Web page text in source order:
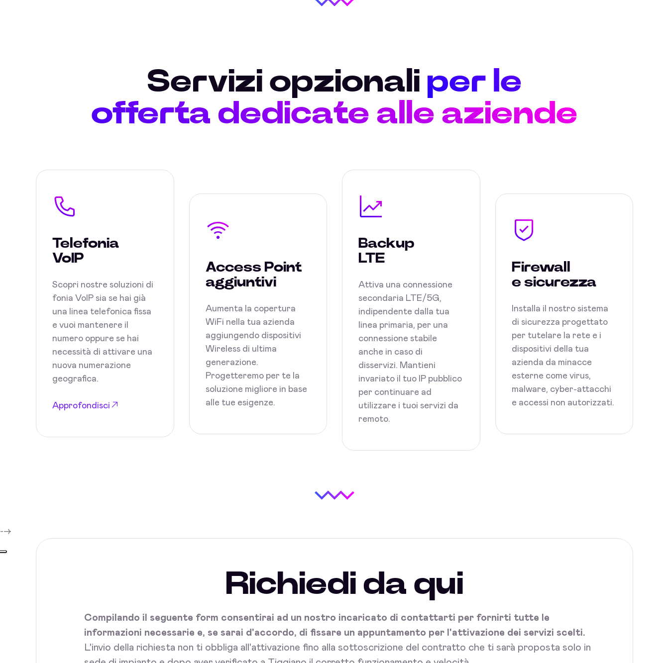
Servizi opzionali per le
offerta dedicate alle aziende
Telefonia
VoIP
Scopri nostre soluzioni di
fonia VoIP sia se hai già
una linea telefonica fissa
e vuoi mantenere il
numero oppure se hai
necessità di attivare una
nuova numerazione
geografica.
Approfondisci
Access Point
aggiuntivi
Aumenta la copertura
WiFi nella tua azienda
aggiungendo dispositivi
Wireless di ultima
generazione.
Progetteremo per te la
soluzione migliore in base
alle tue esigenze.
Backup
LTE
Attiva una connessione
secondaria LTE/5G,
indipendente dalla tua
linea primaria, per una
connessione stabile
anche in caso di
disservizi. Mantieni
invariato il tuo IP pubblico
per continuare ad
utilizzare i tuoi servizi da
remoto.
Firewall
e sicurezza
Installa il nostro sistema
di sicurezza progettato
per tutelare la rete e i
dispositivi della tua
azienda da minacce
esterne come virus,
malware, cyber-attacchi
e accessi non autorizzati.
-->
Richiedi da qui
Compilando il seguente form consentirai ad un nostro incaricato di contattarti per fornirti tutte le
informazioni necessarie e, se sarai d'accordo, di fissare un appuntamento per l'attivazione dei servizi scelti.
L'invio della richiesta non ti obbliga all'attivazione fino alla sottoscrizione del contratto che ti sarà proposta solo in